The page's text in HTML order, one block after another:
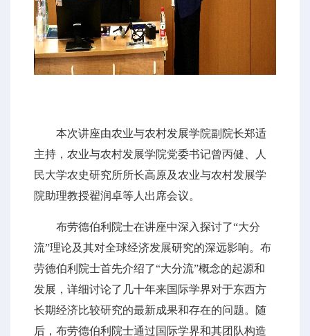
本次讲座由农业与农村发展学院副院长郑适
主持，农业与农村发展学院党委书记曾丙健、人
民大学农史研究所所长高原及农业与农村发展学
院助理教授翟润卓等人出席会议。
布劳德伯利院士在讲座中深入探讨了“大分
流”理论及其对全球经济发展研究的深远影响。布
劳德伯利院士首先介绍了“大分流”概念的起源和
发展，详细讨论了几十年来国际学界对于东西方
长期经济比较研究的最新成果和存在的问题。随
后，布劳德伯利院士通过国际学界和其团队构造